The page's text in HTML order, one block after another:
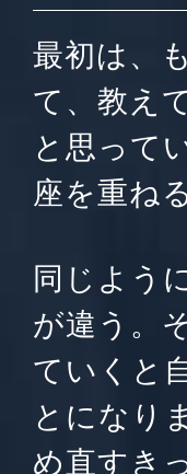
最初は、
て、教え
と思って
座を重ね
同じよう
が違う。
ていくと
とになり
め直すき